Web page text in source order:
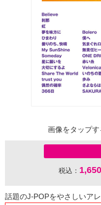
画像をタップす
税込： 1,650
話題のJ-POPをやさしいア